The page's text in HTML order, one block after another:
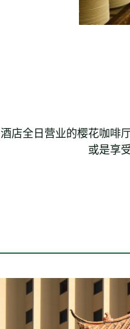
酒店全日营业的樱花咖啡
或是享